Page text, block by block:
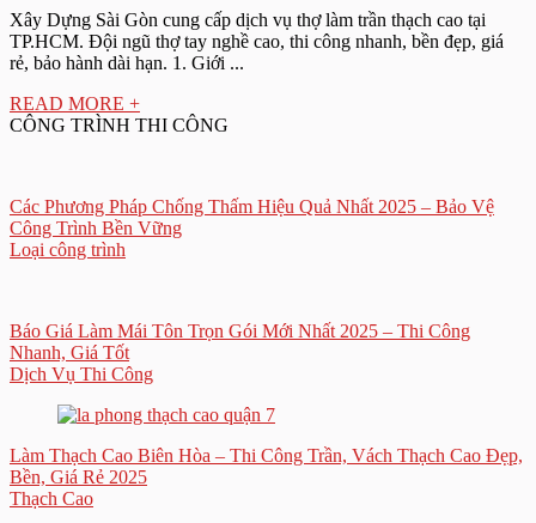
Xây Dựng Sài Gòn cung cấp dịch vụ thợ làm trần thạch cao tại
TP.HCM. Đội ngũ thợ tay nghề cao, thi công nhanh, bền đẹp, giá
rẻ, bảo hành dài hạn. 1. Giới ...
READ MORE +
CÔNG TRÌNH THI CÔNG
Các Phương Pháp Chống Thấm Hiệu Quả Nhất 2025 – Bảo Vệ
Công Trình Bền Vững
Loại công trình
Báo Giá Làm Mái Tôn Trọn Gói Mới Nhất 2025 – Thi Công
Nhanh, Giá Tốt
Dịch Vụ Thi Công
Làm Thạch Cao Biên Hòa – Thi Công Trần, Vách Thạch Cao Đẹp,
Bền, Giá Rẻ 2025
Thạch Cao